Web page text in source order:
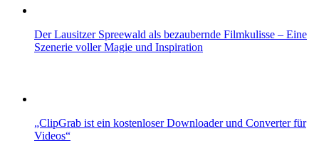
Der Lausitzer Spreewald als bezaubernde Filmkulisse – Eine
Szenerie voller Magie und Inspiration
„ClipGrab ist ein kostenloser Downloader und Converter für
Videos“